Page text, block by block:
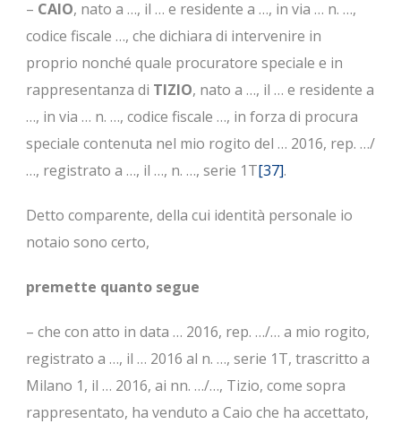
– CAIO, nato a …, il … e residente a …, in via … n. …,
codice fiscale …, che dichiara di intervenire in
proprio nonché quale procuratore speciale e in
rappresentanza di TIZIO, nato a …, il … e residente a
…, in via … n. …, codice fiscale …, in forza di procura
speciale contenuta nel mio rogito del … 2016, rep. …/
…, registrato a …, il …, n. …, serie 1T[37].
Detto comparente, della cui identità personale io
notaio sono certo,
premette quanto segue
– che con atto in data … 2016, rep. …/… a mio rogito,
registrato a …, il … 2016 al n. …, serie 1T, trascritto a
Milano 1, il … 2016, ai nn. …/…, Tizio, come sopra
rappresentato, ha venduto a Caio che ha accettato,